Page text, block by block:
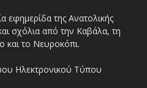
εφημερίδα της Ανατολικής
σχόλια από την Καβάλα, τη
και το Νευροκόπι.